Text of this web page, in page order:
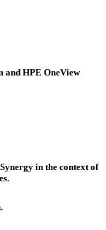
and HPE OneView
in the context of